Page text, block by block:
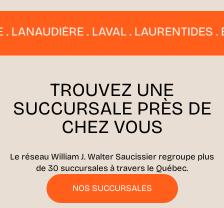
. LAVAL . LAURENTIDES .
TROUVEZ UNE
SUCCURSALE PRÈS DE
CHEZ VOUS
Le réseau William J. Walter Saucissier regroupe plus
de 30 succursales à travers le Québec.
NOS SUCCURSALES